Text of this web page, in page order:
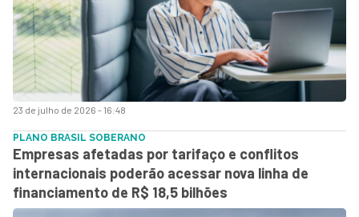
23 de julho de 2026 - 16:48
PLANO BRASIL SOBERANO
Empresas afetadas por tarifaço e conflitos
internacionais poderão acessar nova linha de
financiamento de R$ 18,5 bilhões